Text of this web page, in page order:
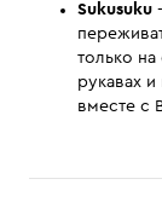
Sukusuku
только
рукавах
вместе с